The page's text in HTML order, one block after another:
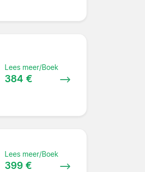
Lees meer/Boek
384 €
Lees meer/Boek
399 €